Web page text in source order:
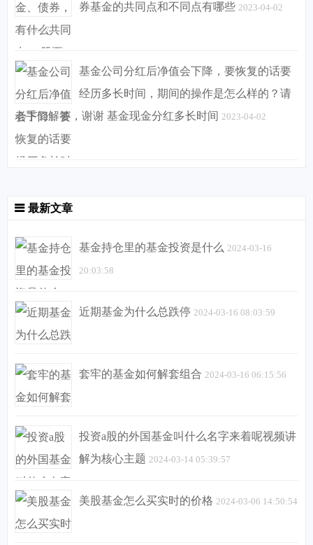
券基金的共同点和不同点有哪些 2023-04-02
20:03:47
基金公司分红后净值会下降，要恢复的话要
经历多长时间，期间的操作是怎么样的？请
老手们解答，谢谢 基金现金分红多长时间 2023-04-02
20:27:31
最新文章
基金持仓里的基金投资是什么 2024-03-16
20:03:58
近期基金为什么总跌停 2024-03-16 08:03:59
套牢的基金如何解套组合 2024-03-16 06:15:56
投资a股的外国基金叫什么名字来着呢视频讲
解为核心主题 2024-03-14 05:39:57
美股基金怎么买实时的价格 2024-03-06 14:50:54